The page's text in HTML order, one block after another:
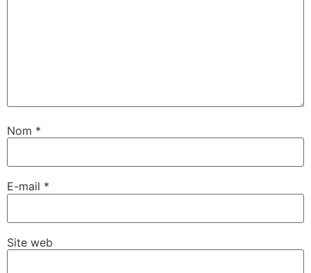
Nom *
E-mail *
Site web